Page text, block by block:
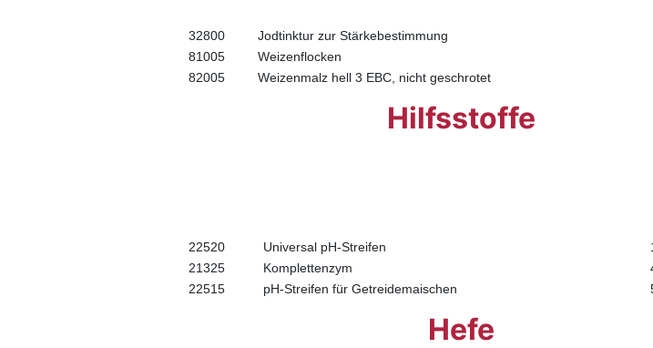
32800
Jodtinktur zur Stärkebestimmung
81005
Weizenflocken
82005
Weizenmalz hell 3 EBC, nicht geschrotet
Hilfsstoffe
22520 Universal pH-Streifen
21325
Komplettenzym
22515
pH-Streifen für Getreidemaischen
Hefe